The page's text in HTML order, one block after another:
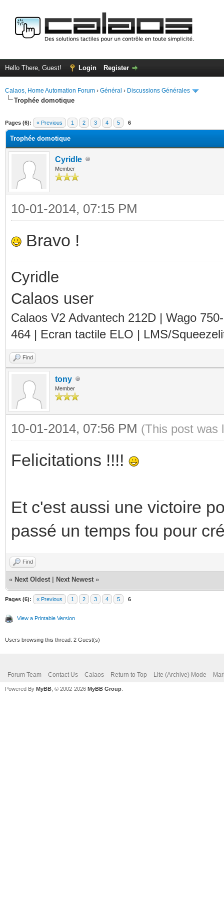
Hello There, Guest! Login Register
Calaos, Home Automation Forum › Général › Discussions Générales
Trophée domotique
Pages (6): « Previous 1 2 3 4 5 6
Trophée domotique
Cyridle
Member
10-01-2014, 07:15 PM
Bravo !
Cyridle
Calaos user
Calaos V2 Advantech 212D | Wago
464 | Ecran tactile ELO | LMS/
Find
tony
Member
10-01-2014, 07:56 PM (This post was
Felicitations !!!!
Et c'est aussi une victoire
passé un temps fou pour
Find
« Next Oldest Next Newest »
Pages (6): « Previous 1 2 3 4 5 6
View a Printable Version
Users browsing this thread: 2 Guest(s)
Forum Team Contact Us Calaos Return to Top Lite (Archive) Mode
Powered By MyBB , © 2002-2026 MyBB Group